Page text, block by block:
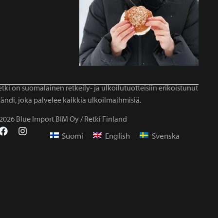
on suomalainen retkeily- ja ulkoilutuotteisiin erikoistunut
joka palvelee kaikkia ulkoilmaihmisiä.
Blue Import BIM Oy / Retki Finland
Suomi English Svenska